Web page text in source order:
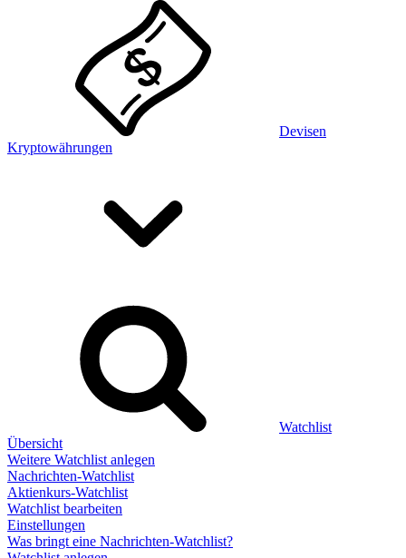
Devisen
Kryptowährungen
Watchlist
Übersicht
Weitere Watchlist anlegen
Nachrichten-Watchlist
Aktienkurs-Watchlist
Watchlist bearbeiten
Einstellungen
Was bringt eine Nachrichten-Watchlist?